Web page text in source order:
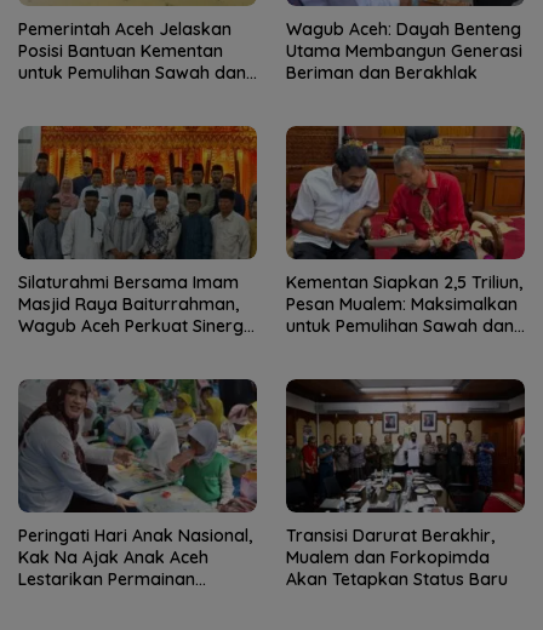
Pemerintah Aceh Jelaskan
Posisi Bantuan Kementan
untuk Pemulihan Sawah dan
Wagub Aceh: Dayah Benteng
Utama Membangun Generasi
Beriman dan Berakhlak
Silaturahmi Bersama Imam
Masjid Raya Baiturrahman,
Wagub Aceh Perkuat Sinergi
Kementan Siapkan 2,5 Triliun,
Pesan Mualem: Maksimalkan
untuk Pemulihan Sawah dan
Peringati Hari Anak Nasional,
Kak Na Ajak Anak Aceh
Lestarikan Permainan
Transisi Darurat Berakhir,
Mualem dan Forkopimda
Akan Tetapkan Status Baru